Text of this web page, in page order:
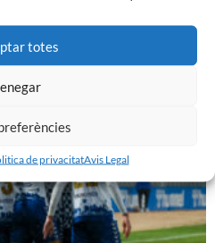
totes
de privacitatAvis Legal